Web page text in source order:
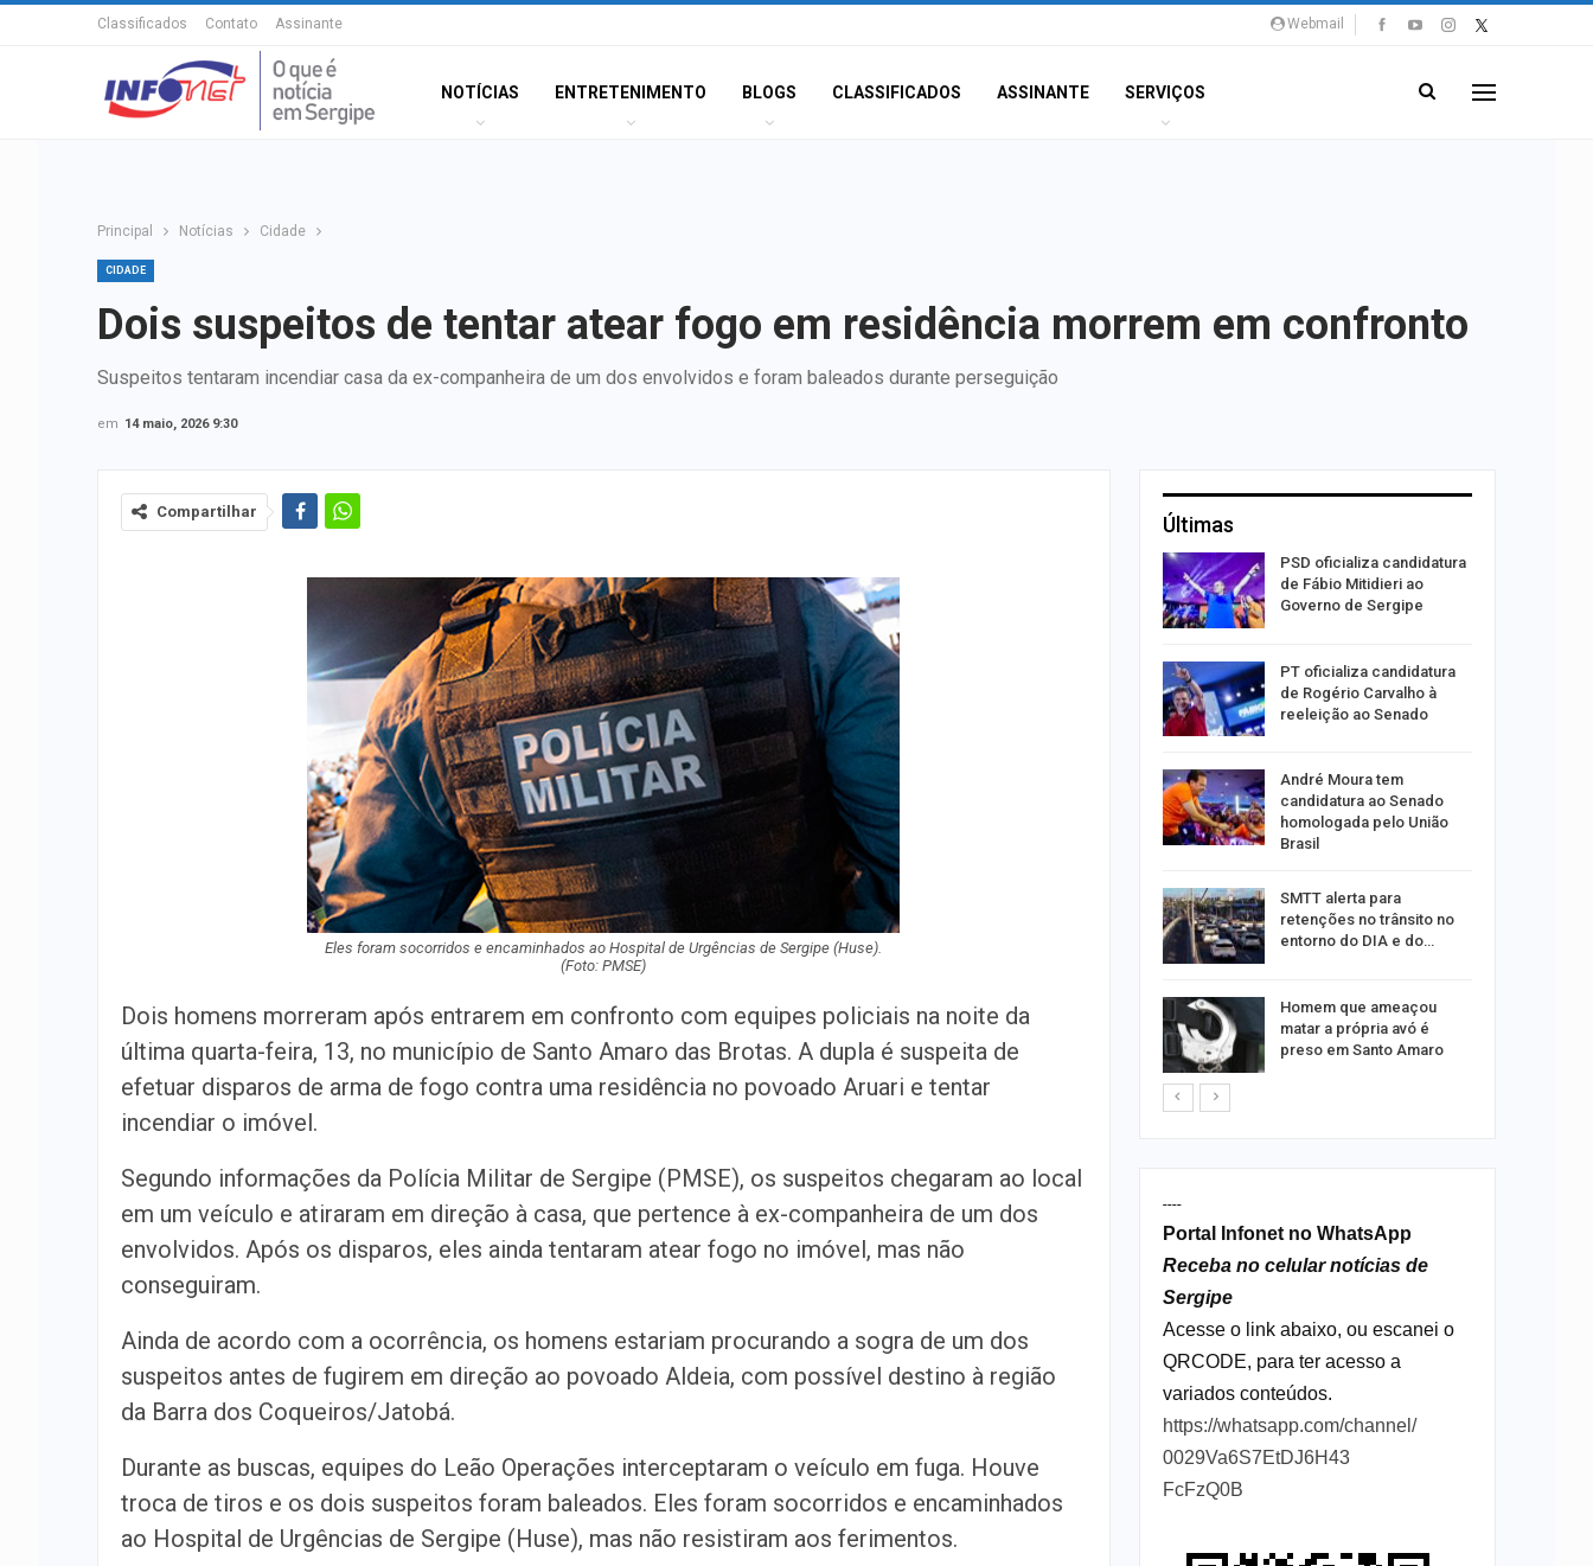
Webmail
Classificados Contato Assinante
NOTÍCIAS ENTRETENIMENTO BLOGS CLASSIFICADOS ASSINANTE SERVIÇOS
Principal Notícias Cidade
CIDADE
Dois suspeitos de tentar atear fogo em residência morrem em confronto
Suspeitos tentaram incendiar casa da ex-companheira de um dos envolvidos e foram baleados durante perseguição
em 14 maio, 2026 9:30
Compartilhar
Eles foram socorridos e encaminhados ao Hospital de Urgências de Sergipe (Huse).
(Foto: PMSE)
Dois homens morreram após entrarem em confronto com equipes policiais na noite da
última quarta-feira, 13, no município de Santo Amaro das Brotas. A dupla é suspeita de
efetuar disparos de arma de fogo contra uma residência no povoado Aruari e tentar
incendiar o imóvel.
Segundo informações da Polícia Militar de Sergipe (PMSE), os suspeitos chegaram ao local
em um veículo e atiraram em direção à casa, que pertence à ex-companheira de um dos
envolvidos. Após os disparos, eles ainda tentaram atear fogo no imóvel, mas não
conseguiram.
Ainda de acordo com a ocorrência, os homens estariam procurando a sogra de um dos
suspeitos antes de fugirem em direção ao povoado Aldeia, com possível destino à região
da Barra dos Coqueiros/Jatobá.
Durante as buscas, equipes do Leão Operações interceptaram o veículo em fuga. Houve
troca de tiros e os dois suspeitos foram baleados. Eles foram socorridos e encaminhados
ao Hospital de Urgências de Sergipe (Huse), mas não resistiram aos ferimentos.
Últimas
tráfico são presos no
Baixo São Francisco
PSD oficializa candidatura
de Fábio Mitidieri ao
Governo de Sergipe
PT oficializa candidatura
de Rogério Carvalho à
reeleição ao Senado
André Moura tem
candidatura ao Senado
homologada pelo União
Brasil
SMTT alerta para
retenções no trânsito no
entorno do DIA e do…
Homem que ameaçou
matar a própria avó é
preso em Santo Amaro
----
Portal Infonet no WhatsApp
Receba no celular notícias de
Sergipe
Acesse o link abaixo, ou escanei o
QRCODE, para ter acesso a
variados conteúdos.
https://whatsapp.com/channel/
0029Va6S7EtDJ6H43
FcFzQ0B